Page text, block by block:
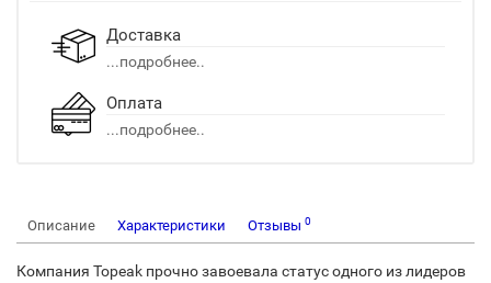
Доставка
...подробнее..
Оплата
...подробнее..
Описание Характеристики Отзывы 0
Компания Topeak прочно завоевала статус одного из лидеров